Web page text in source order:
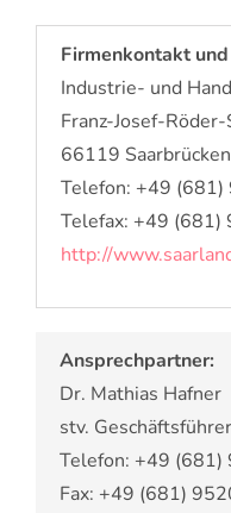
Firmenkontakt
Industrie- und
Franz-Josef-
66119 Saarbrücken
Telefon: +49
Telefax: +49
http://
Ansprechpartner:
Dr. Mathias Hafner
stv.
Telefon: +49
Fax: +49 (681)